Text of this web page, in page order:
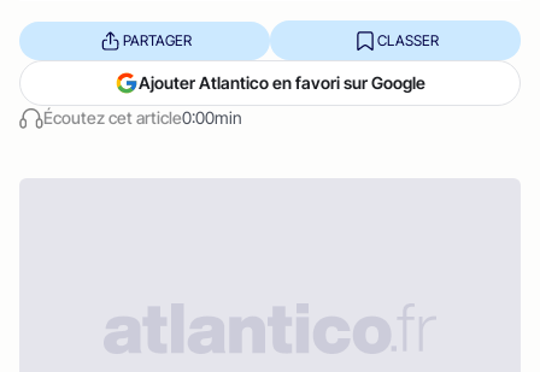
Écoutez cet article0:00min
PARTAGER CLASSER
Ajouter Atlantico en favori sur Google